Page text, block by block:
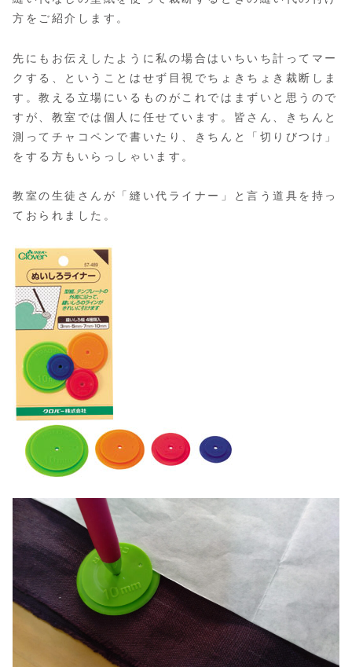
方をご紹介します。
先にもお伝えしたように私の場合はいちいち計ってマー
クする、ということはせず目視でちょきちょき裁断しま
す。教える立場にいるものがこれではまずいと思うので
すが、教室では個人に任せています。皆さん、きちんと
測ってチャコペンで書いたり、きちんと「切りびつけ」
をする方もいらっしゃいます。
教室の生徒さんが「縫い代ライナー」と言う道具を持っ
ておられました。